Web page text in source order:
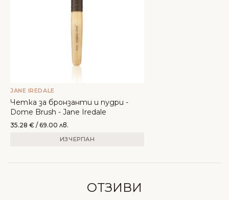
JANE IREDALE
Четка за бронзанти и пудри -
Dome Brush - Jane Iredale
35.28 € / 69.00 лв.
ИЗЧЕРПАН
ОТЗИВИ